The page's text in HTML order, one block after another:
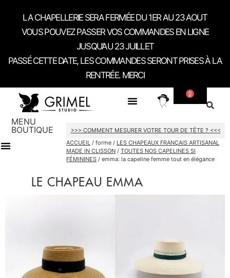
LA CHAPELLERIE SERA FERMÉE DU 1ER AU 23 AOUT
VOUS POUVEZ PASSER VOS COMMANDES EN LIGNE
JUSQU’AU 23 JUILLET
PASSÉ CETTE DATE, LES COMMANDES SERONT PRISES À LA
RENTRÉE. MERCI
0
MENU
BOUTIQUE
>>> COMMENT MESURER VOTRE TOUR DE TÊTE ? <<<
ACCUEIL / forme / LES CHAPEAUX FRANÇAIS ARTISANAL
MADE IN CLISSON /TOUTES NOS CAPELINES SI
FÉMININES / emma: la capeline femme tout en élégance
LE CHAPEAU EMMA